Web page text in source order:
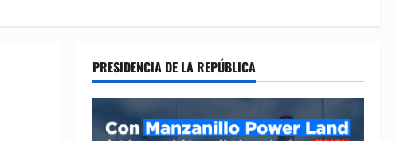
PRESIDENCIA DE LA REPÚBLICA